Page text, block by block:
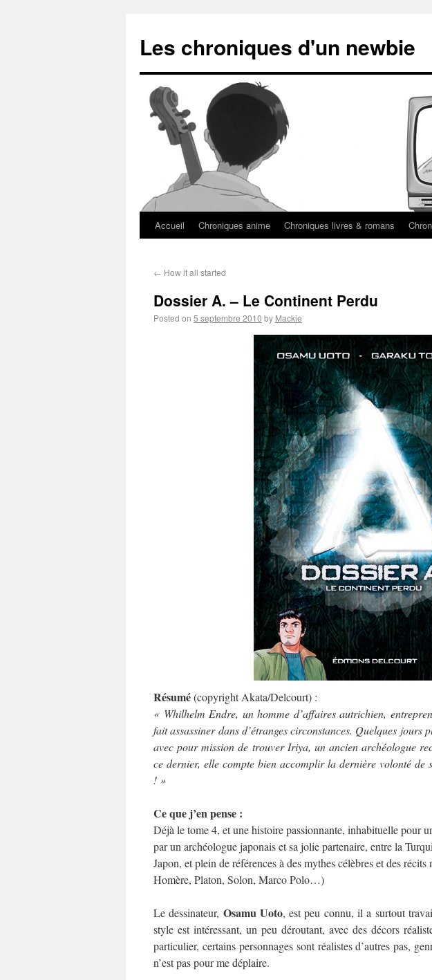
Les chroniques d'un newbie
Accueil Chroniques anime Chroniques livres & romans
← How it all started
Dossier A. – Le Continent Perdu
Posted on 5 septembre 2010 by Mackie
Résumé(copyright Akata/Delcourt) :
« Whilhelm Endre, un homme d’affaires autrichien,
fait assassiner dans d’étranges circonstances. Quelques jours
avec pour mission de trouver Iriya, un ancien archéologue
ce dernier, elle compte bien accomplir la dernière volonté
! »
Ce que j’en pense :
Déjà le tome 4, et une histoire passionnante, inhabituelle pour
par un archéologue japonais et sa jolie partenaire, entre la
Japon, et plein de références à des mythes célèbres et des
Homère, Platon, Solon, Marco Polo…)
Le dessinateur, Osamu Uoto, est peu connu, il a surtout
style est intéressant, un peu déroutant, avec des décors
particulier, certains personnages sont réalistes d’autres pas,
n’est pas pour me déplaire.